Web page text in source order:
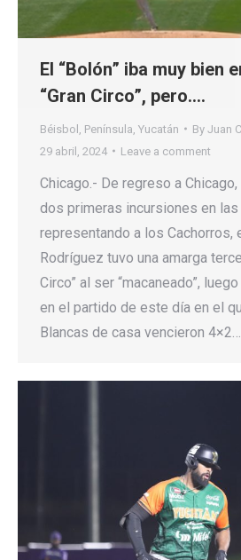
El “Bolón” iba muy bien
“Gran Circo”, pero….
Béisbol Península Yucatán By Juan
29 abril, 2024
Leave a comment
Chicago.- De regreso a
dos primeras incursiones en
representando a los Cachorros,
Rodríguez tuvo una amarga
Circo” al ser “macaneado”,
en el partido de este día en el
Blancas de casa vencieron 4×2…